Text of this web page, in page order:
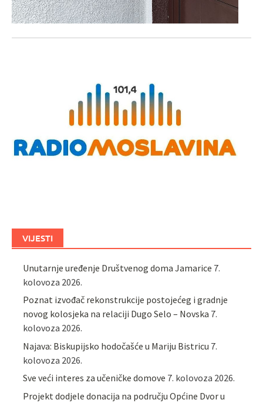
VIJESTI
Unutarnje uređenje Društvenog doma Jamarice 7.
kolovoza 2026.
Poznat izvođač rekonstrukcije postojećeg i gradnje
novog kolosjeka na relaciji Dugo Selo – Novska 7.
kolovoza 2026.
Najava: Biskupijsko hodočašće u Mariju Bistricu 7.
kolovoza 2026.
Sve veći interes za učeničke domove 7. kolovoza 2026.
Projekt dodjele donacija na području Općine Dvor u